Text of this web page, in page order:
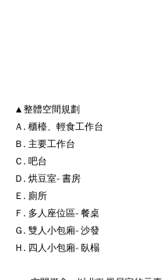
▲整體空間規劃
Ａ. 櫃檯、輕食工作台
Ｂ. 主要工作台
Ｃ. 吧台
Ｄ. 烘豆室- 書房
Ｅ. 廁所
Ｆ. 多人座位區- 餐桌
Ｇ. 雙人小包廂- 沙發
Ｈ. 四人小包廂- 臥榻